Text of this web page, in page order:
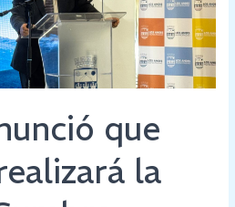
que
la